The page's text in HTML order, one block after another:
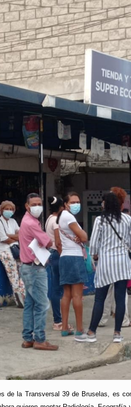
de la Transversal 39 de Bruselas, es